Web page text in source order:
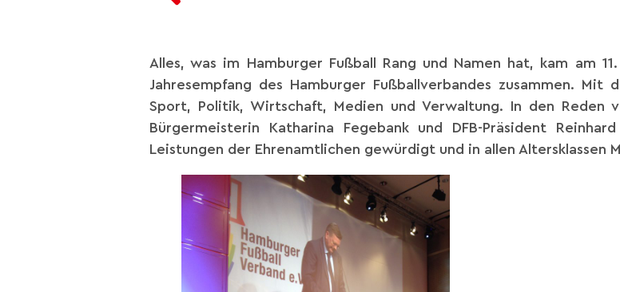
Alles, was im Hamburger Fußball Rang und Namen hat, kam am
Jahresempfang des Hamburger Fußballverbandes zusammen.
Sport, Politik, Wirtschaft, Medien und Verwaltung. In den Reden
Bürgermeisterin Katharina Fegebank und DFB-Präsident
Leistungen der Ehrenamtlichen gewürdigt und in allen Altersklassen